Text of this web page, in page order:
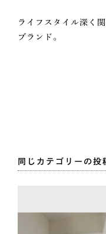
ライフスタイル深く
ブランド。
同じカテゴリーの投